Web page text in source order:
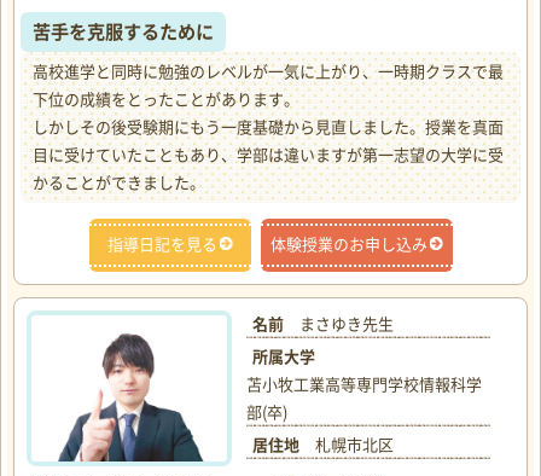
苦手を克服するために
高校進学と同時に勉強のレベルが一気に上がり、一時期クラスで最
下位の成績をとったことがあります。
しかしその後受験期にもう一度基礎から見直しました。授業を真面
目に受けていたこともあり、学部は違いますが第一志望の大学に受
かることができました。
指導日記を見る 体験授業のお申し込み
名前 まさゆき先生
所属大学
苫小牧工業高等専門学校情報科学
部(卒)
居住地 札幌市北区